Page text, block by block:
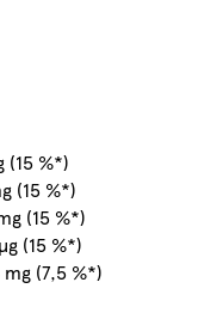
(15 %*)
(15 %*)
(15 %*)
(15 %*)
mg (7,5 %*)